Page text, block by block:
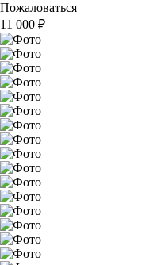
Пожаловаться
11 000 ₽